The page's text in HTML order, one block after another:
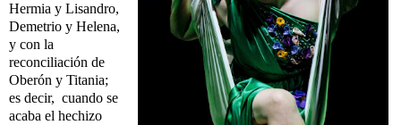
Hermia y Lisandro,
Demetrio y Helena,
y con la
reconciliación de
Oberón y Titania;
es decir, cuando se
acaba el hechizo